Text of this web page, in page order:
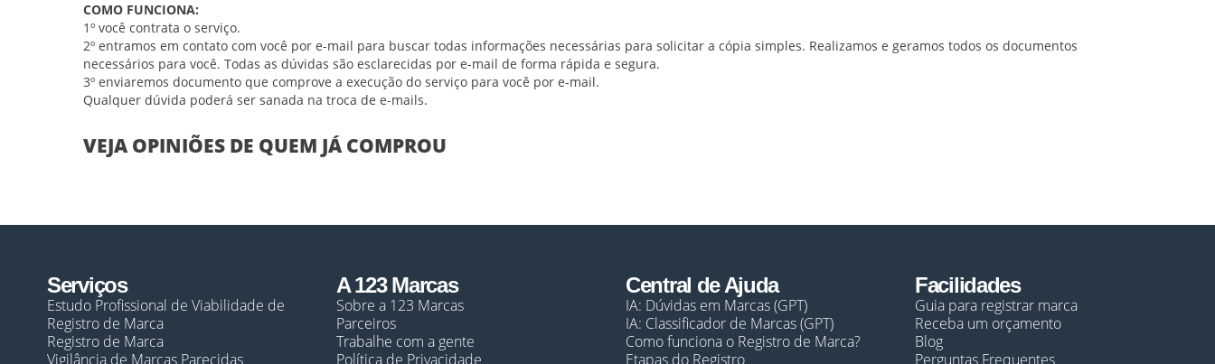
COMO FUNCIONA:
1º você contrata o serviço.
2º entramos em contato com você por e-mail para buscar todas informações necessárias para solicitar a cópia simples. Realizamos e geramos todos os documentos
necessários para você. Todas as dúvidas são esclarecidas por e-mail de forma rápida e segura.
3º enviaremos documento que comprove a execução do serviço para você por e-mail.
Qualquer dúvida poderá ser sanada na troca de e-mails.
VEJA OPINIÕES DE QUEM JÁ COMPROU
Serviços
Estudo Profissional de Viabilidade de
Registro de Marca
Registro de Marca
Vigilância de Marcas Parecidas
A 123 Marcas
Sobre a 123 Marcas
Parceiros
Trabalhe com a gente
Política de Privacidade
Central de Ajuda
IA: Dúvidas em Marcas (GPT)
IA: Classificador de Marcas (GPT)
Como funciona o Registro de Marca?
Etapas do Registro
Facilidades
Guia para registrar marca
Receba um orçamento
Blog
Perguntas Frequentes